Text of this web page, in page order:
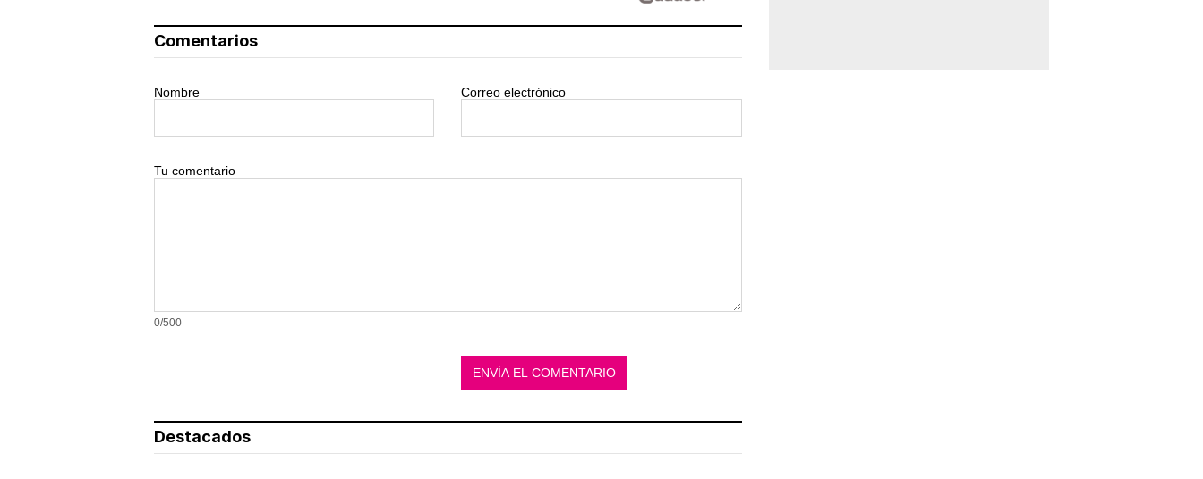
Comentarios
Nombre Correo electrónico
Tu comentario
0/500
Destacados